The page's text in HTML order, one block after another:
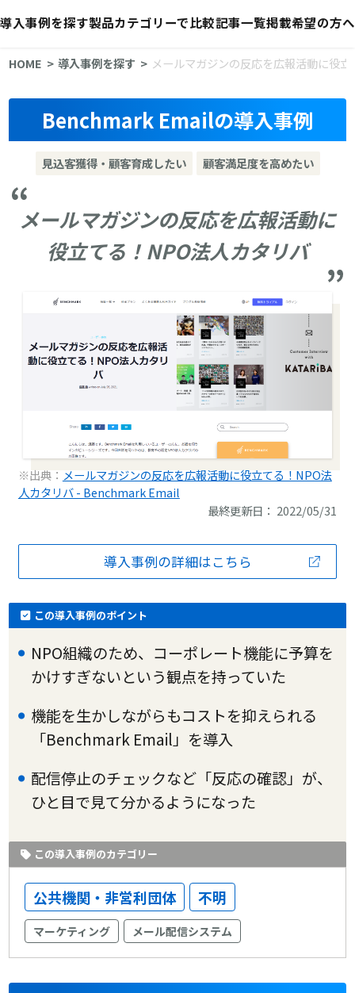
導入事例を探す製品カテゴリーで比較記事一覧掲載希望の方へ
HOME 導入事例を探す メールマガジンの反応を広報活動に役
Benchmark Emailの導入事例
見込客獲得・顧客育成したい 顧客満足度を高めたい
メールマガジンの反応を広報活動に
役立てる！NPO法人カタリバ
※出典： メールマガジンの反応を広報活動に役立てる！NPO法
人カタリバ - Benchmark Email
最終更新日： 2022/05/31
導入事例の詳細はこちら
この導入事例のポイント
NPO組織のため、コーポレート機能に予算を
かけすぎないという観点を持っていた
機能を生かしながらもコストを抑えられる
「Benchmark Email」を導入
配信停止のチェックなど「反応の確認」が、
ひと目で見て分かるようになった
この導入事例のカテゴリー
公共機関・非営利団体 不明
マーケティング メール配信システム